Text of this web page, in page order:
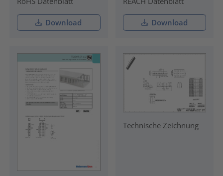
Download Download
Technische Zeichnung